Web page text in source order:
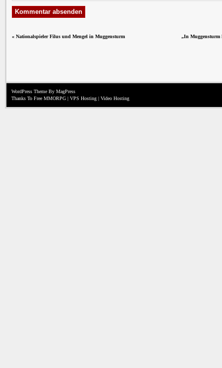
« Nationalspieler Filus und Mengel in Muggensturm „In Muggensturm
WordPress Theme By MagPress
Thanks To Free MMORPG | VPS Hosting | Video Hosting